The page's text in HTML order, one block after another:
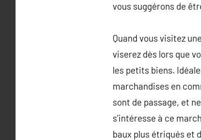
vous suggérons de
Quand vous visitez
viserez dès lors que
les petits biens.
marchandises en
sont de passage, et
s’intéresse à ce
baux plus étriqués et